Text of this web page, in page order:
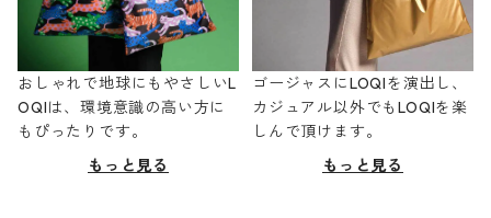
おしゃれで地球にもやさしいL
OQIは、環境意識の高い方に
もぴったりです。
もっと見る
ゴージャスにLOQIを演出し、
カジュアル以外でもLOQIを楽
しんで頂けます。
もっと見る